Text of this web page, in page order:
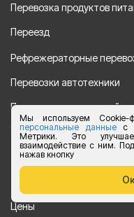
Мы используем Cookie-
персональные данныес
Метрики. Это
взаимодействие с ним.
нажав кнопку
Ок
Перевозка продуктов
Переезд
Рефрежераторные
Перевозки автотехники
Перевозка алкогольной
Упаковка груза
Наши направления
Цены